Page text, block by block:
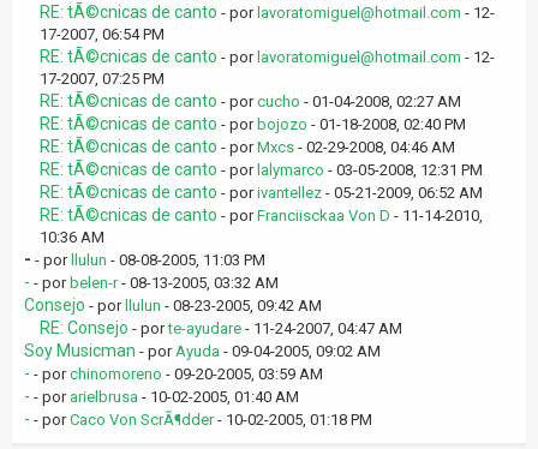
RE: tÃ©cnicas de canto - por lavoratomiguel@hotmail.com - 12-
17-2007, 06:54 PM
RE: tÃ©cnicas de canto - por lavoratomiguel@hotmail.com - 12-
17-2007, 07:25 PM
RE: tÃ©cnicas de canto - porcucho - 01-04-2008, 02:27 AM
RE: tÃ©cnicas de canto - por bojozo - 01-18-2008, 02:40 PM
RE: tÃ©cnicas de canto - porMxcs - 02-29-2008, 04:46 AM
RE: tÃ©cnicas de canto - por lalymarco - 03-05-2008, 12:31 PM
RE: tÃ©cnicas de canto - porivantellez - 05-21-2009, 06:52 AM
RE: tÃ©cnicas de canto - porFranciisckaa Von D - 11-14-2010,
10:36 AM
- - por llulun - 08-08-2005, 11:03 PM
- - por belen-r- 08-13-2005, 03:32 AM
Consejo - por llulun - 08-23-2005, 09:42 AM
RE: Consejo - porte-ayudare - 11-24-2007, 04:47 AM
Soy Musicman - porAyuda - 09-04-2005, 09:02 AM
- - porchinomoreno - 09-20-2005, 03:59 AM
- - por arielbrusa - 10-02-2005, 01:40 AM
- - porCaco Von ScrÃ¶dder- 10-02-2005, 01:18 PM